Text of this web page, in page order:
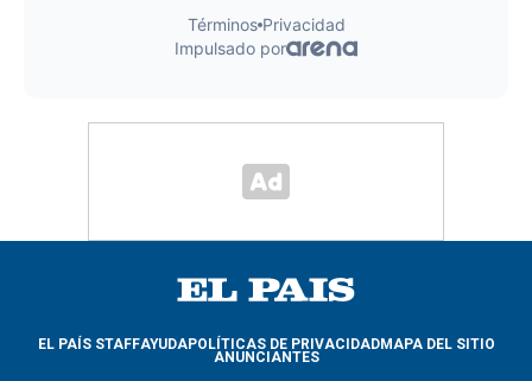
EL PAÍS STAFFAYUDAPOLÍTICAS DE PRIVACIDADMAPA DEL SITIO
ANUNCIANTES